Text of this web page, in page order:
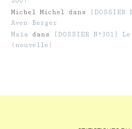
Michel Michel dans
Aven Berger
Maïa dans
[DOSSIER N°301]
(nouvelle)